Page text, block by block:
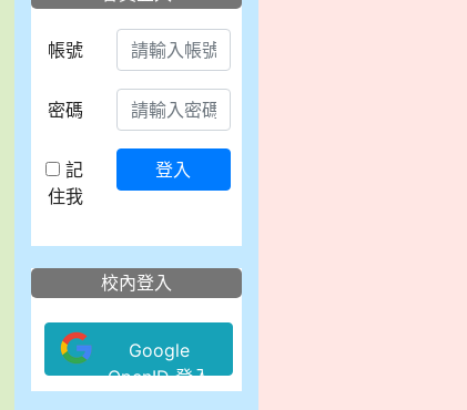
帳號
密碼
記
住我
登入
校內登入
Google
OpenID 登入